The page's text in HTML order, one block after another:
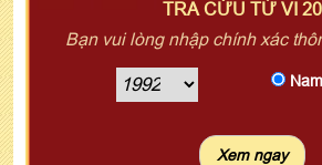
TRA CỨU TỬ VI
Bạn vui lòng nhập chính xác
Nam